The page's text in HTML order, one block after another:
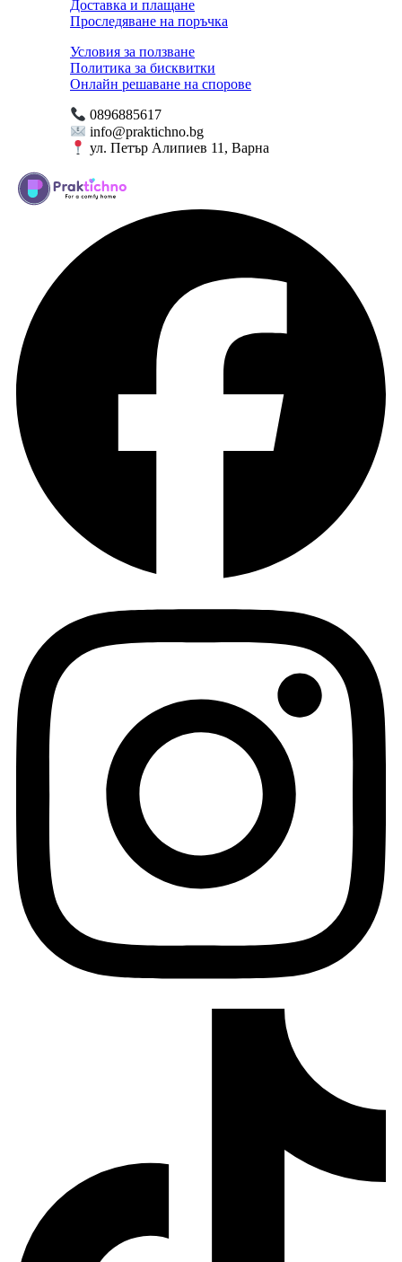
Доставка и плащане
Проследяване на поръчка
Условия за ползване
Политика за бисквитки
Онлайн решаване на спорове
0896885617
info@praktichno.bg
ул. Петър Алипиев 11, Варна